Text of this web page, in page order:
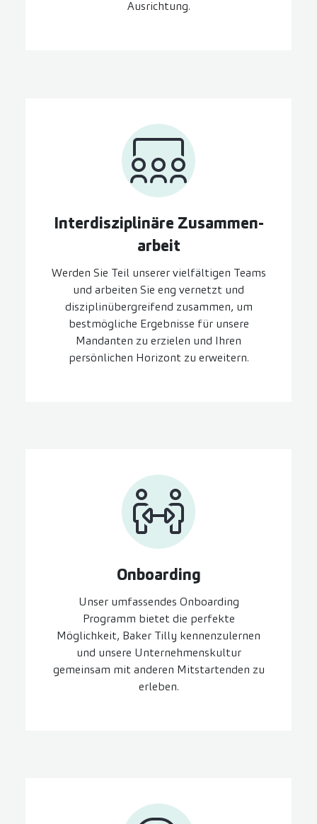
Ausrichtung.
Inter­disziplinäre Zusammen­
arbeit
Werden Sie Teil unserer vielfältigen Teams
und arbeiten Sie eng vernetzt und
disziplinübergreifend zusammen, um
bestmögliche Ergebnisse für unsere
Mandanten zu erzielen und Ihren
persönlichen Horizont zu erweitern.
On­boarding
Unser umfassendes Onboarding
Programm bietet die perfekte
Möglichkeit, Baker Tilly kennenzulernen
und unsere Unternehmenskultur
gemeinsam mit anderen Mitstartenden zu
erleben.